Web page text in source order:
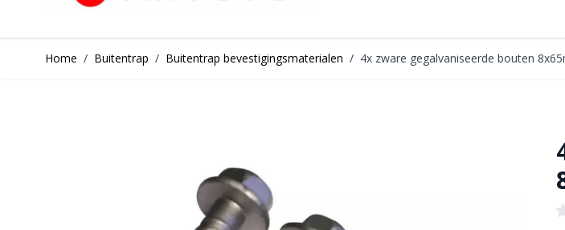
Home / Buitentrap / Buitentrap bevestigingsmaterialen / 4x zware gegalvaniseerde bouten